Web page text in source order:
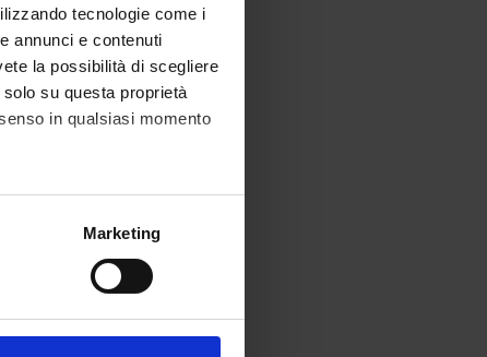
tecnologie come i
annunci e contenuti
la possibilità di scegliere
su questa proprietà
in qualsiasi momento
metro,Marketing